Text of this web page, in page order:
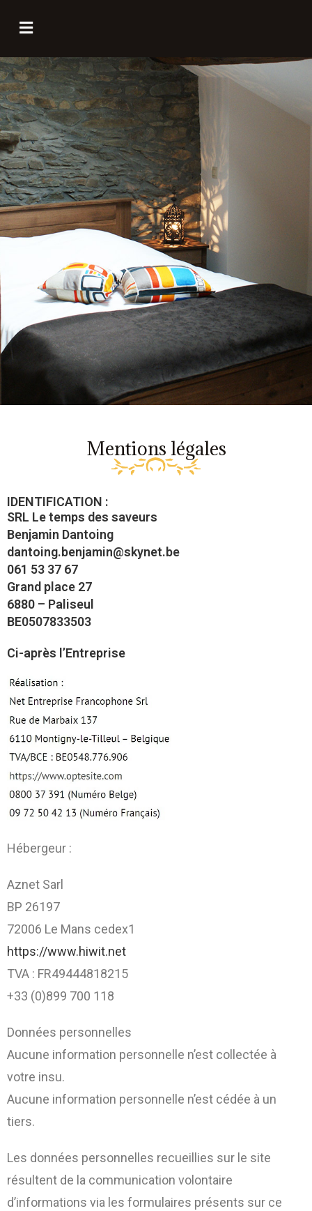
Mentions légales
IDENTIFICATION :
SRL Le temps des saveurs
Benjamin Dantoing
dantoing.benjamin@skynet.be
061 53 37 67
Grand place 27
6880 – Paliseul
BE0507833503
Ci-après l’Entreprise
Hébergeur :
Aznet Sarl
BP 26197
72006 Le Mans cedex1
https://www.hiwit.net
TVA : FR49444818215
+33 (0)899 700 118
Données personnelles
Aucune information personnelle n’est collectée à
votre insu.
Aucune information personnelle n’est cédée à un
tiers.
Les données personnelles recueillies sur le site
résultent de la communication volontaire
d’informations via les formulaires présents sur ce